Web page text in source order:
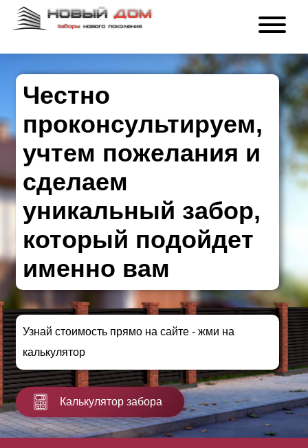
Честно
проконсультируем,
учтем пожелания и
сделаем
уникальный забор,
который подойдет
именно вам
Узнай стоимость прямо на сайте - жми на
калькулятор
Калькулятор забора